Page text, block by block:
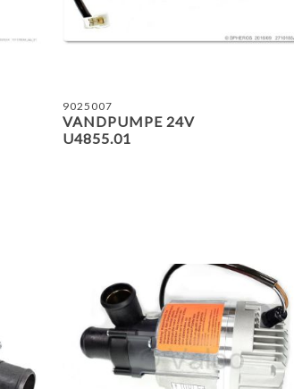
9025007
VANDPUMPE 24V
U4855.01
TILFØJ TIL